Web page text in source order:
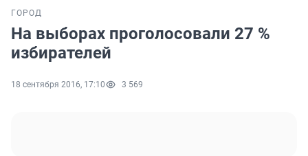
ГОРОД
На выборах проголосовали 27 %
избирателей
18 сентября 2016, 17:10 3 569